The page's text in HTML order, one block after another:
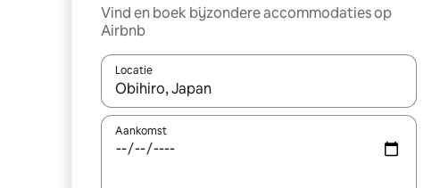
Vind en boek bijzondere accommodaties op
Airbnb
Locatie
Wanneer er resultaten beschikbaar zijn, maak je een
Aankomst